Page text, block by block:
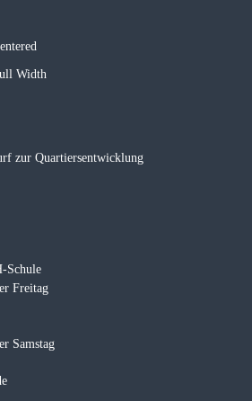
Width
zur Quartiersentwicklung
Schule
Freitag
Samstag